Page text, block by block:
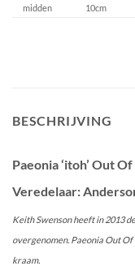
midden 10cm
BESCHRIJVING
Paeonia ‘itoh’ Out
Veredelaar:
Keith Swenson heeft in 2013
overgenomen. Paeonia Out
kraam.